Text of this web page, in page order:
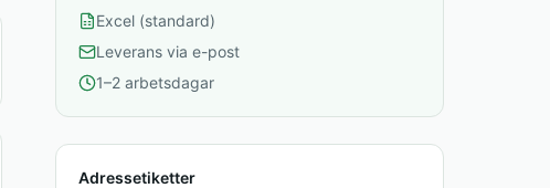
Excel (standard)
Leverans via e-post
1–2 arbetsdagar
Adressetiketter